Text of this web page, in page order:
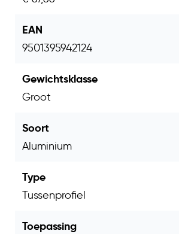
EAN
9501395942124
Gewichtsklasse
Groot
Soort
Aluminium
Type
Tussenprofiel
Toepassing